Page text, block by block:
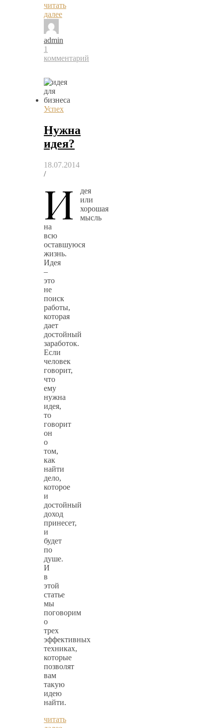
читать
далее
admin
1
комментарий
Успех
Нужна
идея?
18.07.2014
/
И
дея
или
хорошая
мысль
на
всю
оставшуюся
жизнь.
Идея
–
это
не
поиск
работы,
которая
дает
достойный
заработок.
Если
человек
говорит,
что
ему
нужна
идея,
то
говорит
он
о
том,
как
найти
дело,
которое
и
достойный
доход
принесет,
и
будет
по
душе.
И
в
этой
статье
мы
поговорим
о
трех
эффективных
техниках,
которые
позволят
вам
такую
идею
найти.
читать